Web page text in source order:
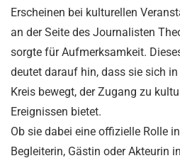
Erscheinen bei kulturellen
an der Seite des Journalisten
sorgte für Aufmerksamkeit.
deutet darauf hin, dass sie sich
Kreis bewegt, der Zugang zu
Ereignissen bietet.
Ob sie dabei eine offizielle Rolle
Begleiterin, Gästin oder Akteurin